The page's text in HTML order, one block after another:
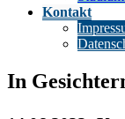
Kontakt
In